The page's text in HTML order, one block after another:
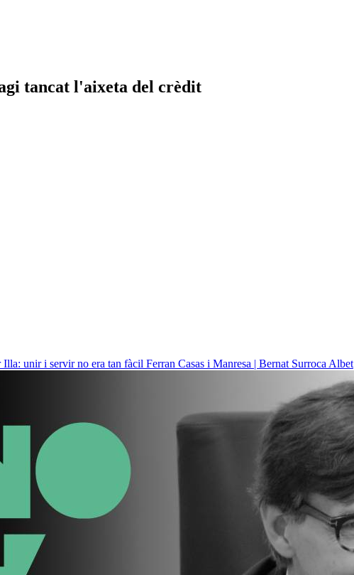
tancat l'aixeta del crèdit
Illa: unir i servir no era tan fàcil Ferran Casas i Manresa | Bernat Surroca Albet